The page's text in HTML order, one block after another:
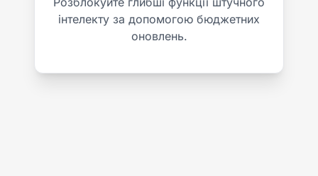
інтелекту за допомогою бюджетних
оновлень.